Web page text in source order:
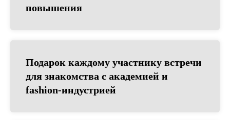
повышения
Подарок каждому участнику встречи
для знакомства с академией и
fashion-индустрией